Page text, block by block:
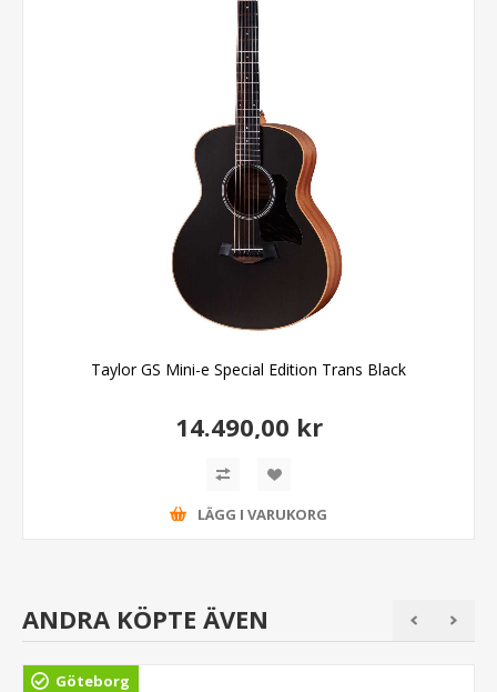
Taylor GS Mini-e Special Edition Trans Black
14.490,00 kr
LÄGG I VARUKORG
ANDRA KÖPTE ÄVEN
Göteborg